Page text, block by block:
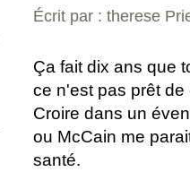
Écrit par : therese
Ça fait dix ans que
ce n'est pas prêt de
Croire dans un
ou McCain me
santé.